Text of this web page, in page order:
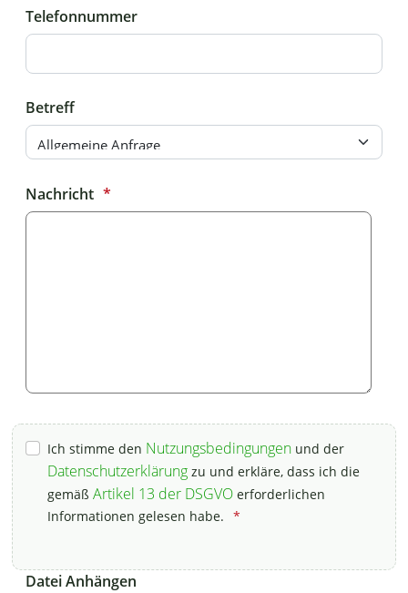
Telefonnummer
Betreff
Nachricht
Ich stimme den Nutzungsbedingungen und der
Datenschutzerklärung zu und erkläre, dass ich die
gemäß Artikel 13 der DSGVO erforderlichen
Informationen gelesen habe.
Datei Anhängen